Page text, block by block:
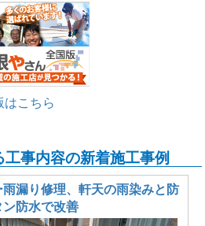
はこちら
事内容の新着施工事例
漏り修理、軒天の雨染みと防
防水で改善